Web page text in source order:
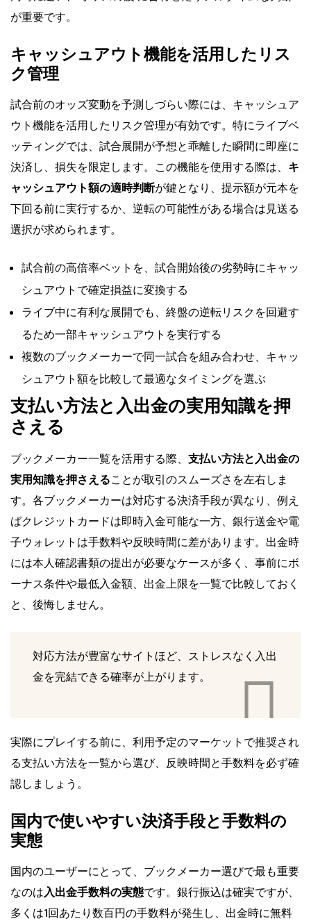
が重要です。
キャッシュアウト機能を活用したリス
ク管理
試合前のオッズ変動を予測しづらい際には、キャッシュア
ウト機能を活用したリスク管理が有効です。特にライブベ
ッティングでは、試合展開が予想と乖離した瞬間に即座に
決済し、損失を限定します。この機能を使用する際は、 キ
ャッシュアウト額の適時判断が鍵となり、提示額が元本を
下回る前に実行するか、逆転の可能性がある場合は見送る
選択が求められます。
試合前の高倍率ベットを、試合開始後の劣勢時にキャッ
シュアウトで確定損益に変換する
ライブ中に有利な展開でも、終盤の逆転リスクを回避す
るため一部キャッシュアウトを実行する
複数のブックメーカーで同一試合を組み合わせ、キャッ
シュアウト額を比較して最適なタイミングを選ぶ
支払い方法と入出金の実用知識を押
さえる
ブックメーカー一覧を活用する際、 支払い方法と入出金の
実用知識を押さえることが取引のスムーズさを左右しま
す。各ブックメーカーは対応する決済手段が異なり、例え
ばクレジットカードは即時入金可能な一方、銀行送金や電
子ウォレットは手数料や反映時間に差があります。出金時
には本人確認書類の提出が必要なケースが多く、事前にボ
ーナス条件や最低入金額、出金上限を一覧で比較しておく
と、後悔しません。
対応方法が豊富なサイトほど、ストレスなく入出
金を完結できる確率が上がります。
実際にプレイする前に、利用予定のマーケットで推奨され
る支払い方法を一覧から選び、反映時間と手数料を必ず確
認しましょう。
国内で使いやすい決済手段と手数料の
実態
国内のユーザーにとって、ブックメーカー選びで最も重要
なのは入出金手数料の実態です。銀行振込は確実ですが、
多くは1回あたり数百円の手数料が発生し、出金時に無料